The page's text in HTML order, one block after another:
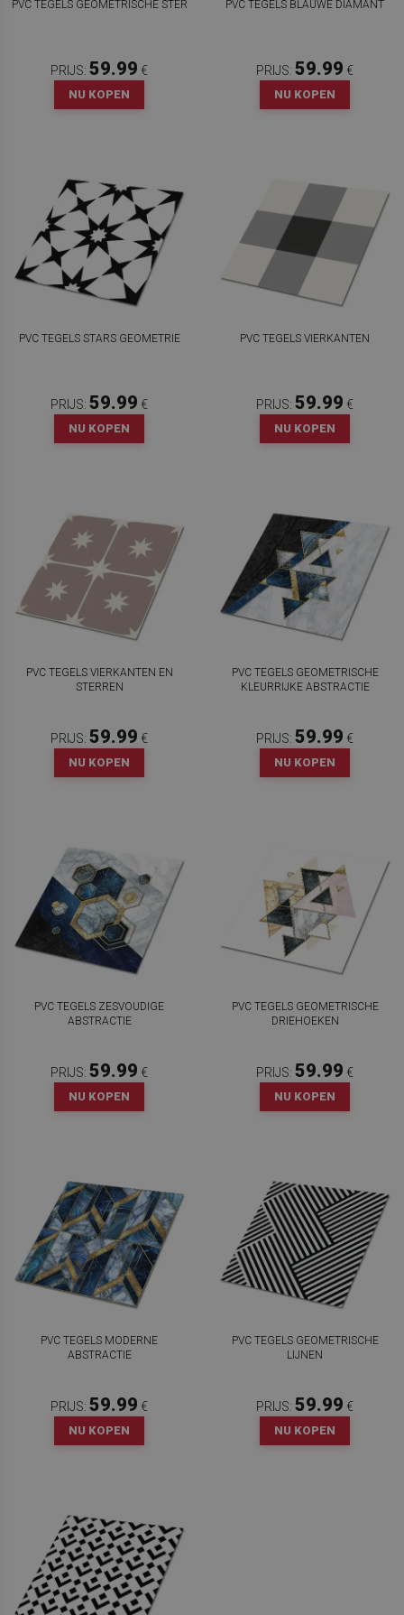
PVC TEGELS GEOMETRISCHE STER
PRIJS: 59.99 €
NU KOPEN
PVC TEGELS BLAUWE DIAMANT
PRIJS: 59.99 €
NU KOPEN
PVC TEGELS STARS GEOMETRIE
PRIJS: 59.99 €
NU KOPEN
PVC TEGELS VIERKANTEN
PRIJS: 59.99 €
NU KOPEN
PVC TEGELS VIERKANTEN EN
STERREN
PRIJS: 59.99 €
NU KOPEN
PVC TEGELS GEOMETRISCHE
KLEURRIJKE ABSTRACTIE
PRIJS: 59.99 €
NU KOPEN
PVC TEGELS ZESVOUDIGE
ABSTRACTIE
PRIJS: 59.99 €
NU KOPEN
PVC TEGELS GEOMETRISCHE
DRIEHOEKEN
PRIJS: 59.99 €
NU KOPEN
PVC TEGELS MODERNE
ABSTRACTIE
PRIJS: 59.99 €
NU KOPEN
PVC TEGELS GEOMETRISCHE
LIJNEN
PRIJS: 59.99 €
NU KOPEN